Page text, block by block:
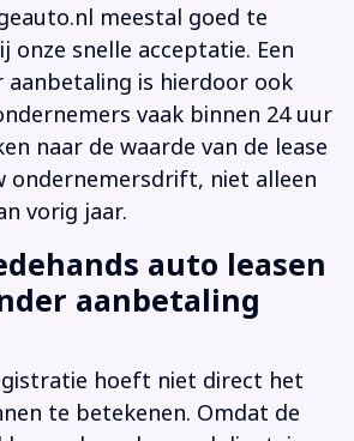
meestal goed te
onze snelle acceptatie. Een
aanbetaling is hierdoor ook
vaak binnen 24 uur
naar de waarde van de lease
ondernemersdrift, niet alleen
vorig jaar.
auto leasen
aanbetaling
hoeft niet direct het
te betekenen. Omdat de